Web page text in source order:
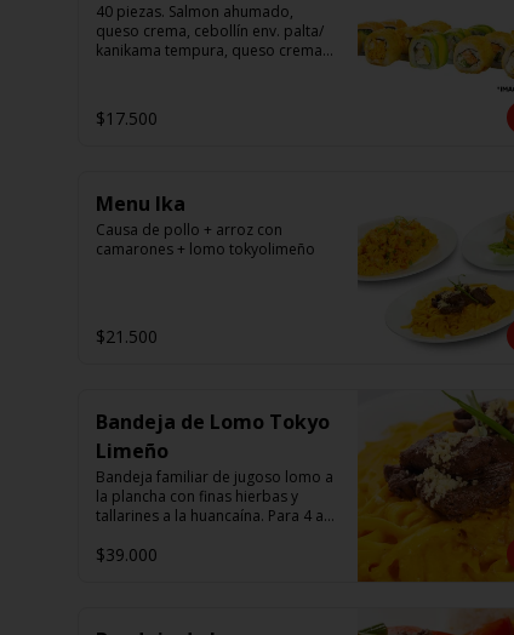
40 piezas. Salmon ahumado,
queso crema, cebollín env. palta/
kanikama tempura, queso crema
queso crema, en panko.
$17.500
Menu Ika
Causa de pollo + arroz con
camarones + lomo tokyolimeño
$21.500
Bandeja de Lomo Tokyo
Limeño
Bandeja familiar de jugoso lomo a
la plancha con finas hierbas y
tallarines a la huancaína. Para 4 a 5
$39.000